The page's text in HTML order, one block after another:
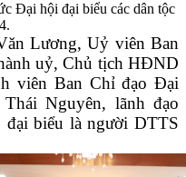
Đại hội đại biểu các dân tộc
Lương, Uỷ viên Ban
uỷ, Chủ tịch HĐND
viên Ban Chỉ đạo Đại
Nguyên, lãnh đạo
đại biểu là người DTTS